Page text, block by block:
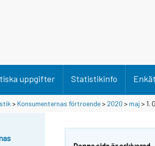
uppgifter Statistikinfo
> Konsumenternas förtroende> 2020 > maj > 1.